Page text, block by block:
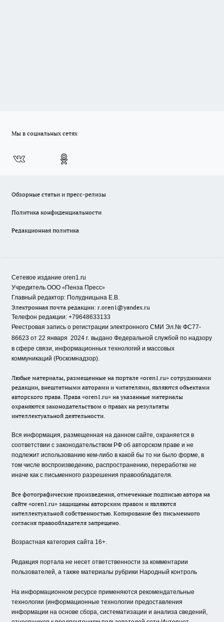
Мы в социальных сетях
Обзорные статьи и пресс-релизы
Политика конфиденциальности
Редакционная политика
Сетевое издание oren1.ru
Учредитель ООО «Пенза Пресс»
Главный редактор: Полудницына Е.В.
Электронная почта редакции: r.oren1@yandex.ru
Телефон редакции: +79648633133
Реестровая запись о регистрации электронного СМИ Эл.№ ФС77-
86623 от 22 января 2024 г. выдано Федеральной службой по надзору
в сфере связи, информационных технологий и массовых
коммуникаций (Роскомнадзор).
Любые материалы, размещенные на портале «oren1.ru» сотрудниками
редакции, внештатными авторами и читателями, являются объектами
авторского права. Права «oren1.ru» на указанные материалы
охраняются законодательством о правах на результаты
интеллектуальной деятельности.
Вся информация, размещенная на данном сайте, охраняется в
соответствии с законодательством РФ об авторском праве и не
подлежит использованию кем-либо в какой бы то ни было форме, в
том числе воспроизведению, распространению, переработке не
иначе как с письменного разрешения правообладателя.
Все фотографические произведения, отмеченные подписью автора на
сайте «oren1.ru» защищены авторским правом и являются
интеллектуальной собственностью. Копирование без письменного
согласия правообладателя запрещено.
Возрастная категория сайта 16+.
Редакция портала не несет ответственности за комментарии
пользователей, а также материалы рубрики Народный контроль
На информационном ресурсе применяются рекомендательные
технологии (информационные технологии предоставления
информации на основе сбора, систематизации и анализа сведений,